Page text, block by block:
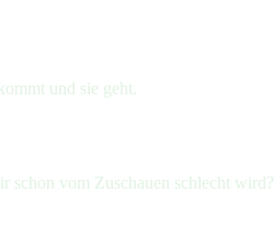
und sie geht.
schon vom Zuschauen schlecht wird?